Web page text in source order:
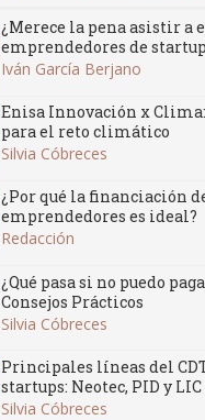
¿Merece la pena asistir a
emprendedores de
Iván García Berjano
Enisa Innovación x
para el reto climático
Silvia Cóbreces
¿Por qué la financiación
emprendedores es ideal?
Redacción
¿Qué pasa si no puedo
Consejos Prácticos
Silvia Cóbreces
Principales líneas del
startups: Neotec, PID y
Silvia Cóbreces